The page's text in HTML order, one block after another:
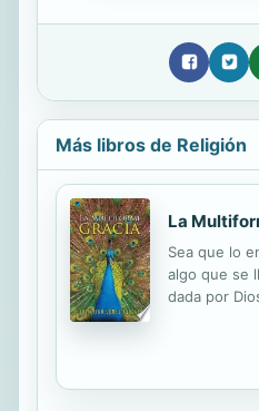
Más libros de Religión
La
Sea que lo
algo que se
dada por
las reas de
nos da la